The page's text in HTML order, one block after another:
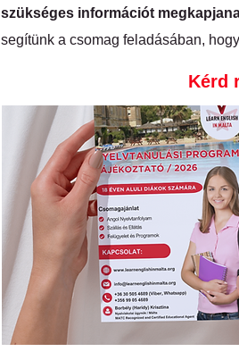
szükséges információt
segítünk a csomag feladásában,
Kérd